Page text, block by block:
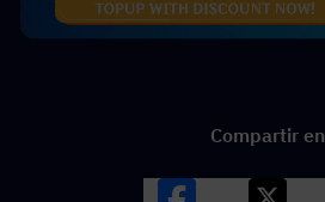
Compartir en